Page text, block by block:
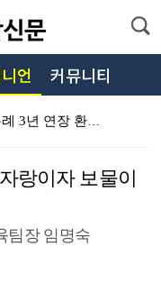
언 커뮤니티
전남광주통합특별시, 농업용 면세유 특례 3년 연장 환영…
제주특별자치도, 해외동포 선수단 입국부터 출국까지 국가…
랑이자 보물이
팀장 임명숙